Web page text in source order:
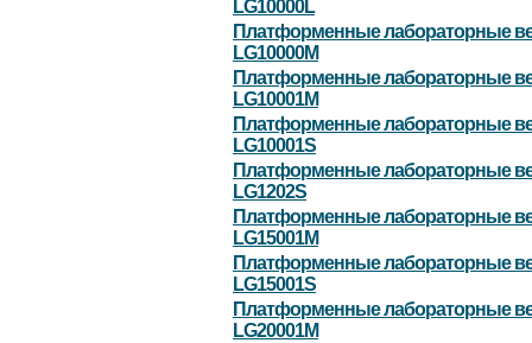
LG10000L
Платформенные лабораторные
LG10000M
Платформенные лабораторные
LG10001M
Платформенные лабораторные
LG10001S
Платформенные лабораторные
LG1202S
Платформенные лабораторные
LG15001M
Платформенные лабораторные
LG15001S
Платформенные лабораторные
LG20001M